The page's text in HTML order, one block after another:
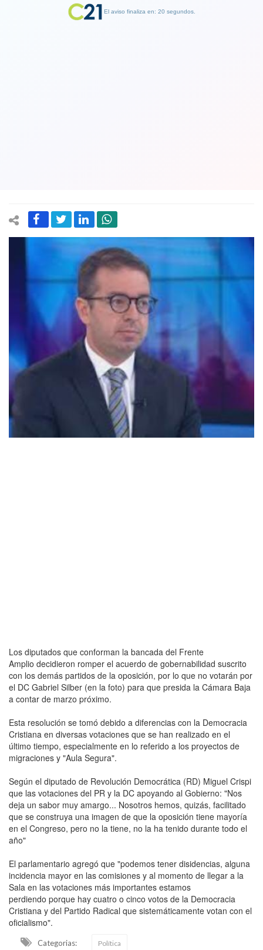
Los diputados que conforman la bancada del Frente
Amplio decidieron romper el acuerdo de gobernabilidad suscrito
con los demás partidos de la oposición, por lo que no votarán por
el DC Gabriel Silber (en la foto) para que presida la Cámara Baja
a contar de marzo próximo.
Esta resolución se tomó debido a diferencias con la Democracia
Cristiana en diversas votaciones que se han realizado en el
último tiempo, especialmente en lo referido a los proyectos de
migraciones y "Aula Segura".
Según el diputado de Revolución Democrática (RD) Miguel Crispi
que las votaciones del PR y la DC apoyando al Gobierno: "Nos
deja un sabor muy amargo... Nosotros hemos, quizás, facilitado
que se construya una imagen de que la oposición tiene mayoría
en el Congreso, pero no la tiene, no la ha tenido durante todo el
año"
El parlamentario agregó que "podemos tener disidencias, alguna
incidencia mayor en las comisiones y al momento de llegar a la
Sala en las votaciones más importantes estamos
perdiendo porque hay cuatro o cinco votos de la Democracia
Cristiana y del Partido Radical que sistemáticamente votan con el
oficialismo".
Categorias: Política
El aviso finaliza en: 19 segundos.